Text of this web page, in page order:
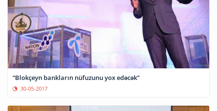
“Blokçeyn bankların nüfuzunu yox edəcək”
30-05-2017